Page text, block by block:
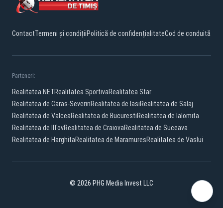
ContactTermeni și condițiiPolitică de confidențialitateCod de conduită
Parteneri:
Realitatea.NETRealitatea SportivaRealitatea Star
Realitatea de Caras-SeverinRealitatea de IasiRealitatea de Salaj
Realitatea de ValceaRealitatea de BucurestiRealitatea de Ialomita
Realitatea de IlfovRealitatea de CraiovaRealitatea de Suceava
Realitatea de HarghitaRealitatea de MaramuresRealitatea de Vaslui
© 2026 PHG Media Invest LLC